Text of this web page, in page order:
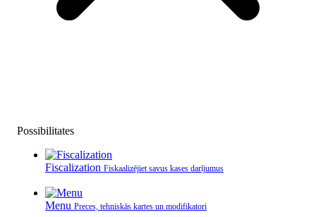
Possibilitates
Fiscalization Fiskaalizējiet savus kases darījumus
Menu Preces, tehniskās kartes un modifikatori